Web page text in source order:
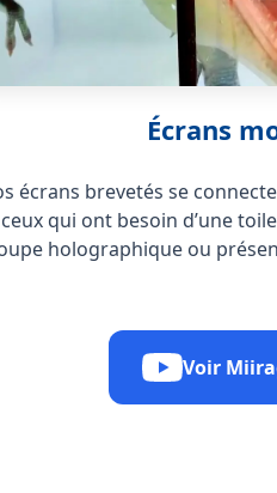
Écrans
écrans brevetés se
qui ont besoin d’une
holographique ou
Voir